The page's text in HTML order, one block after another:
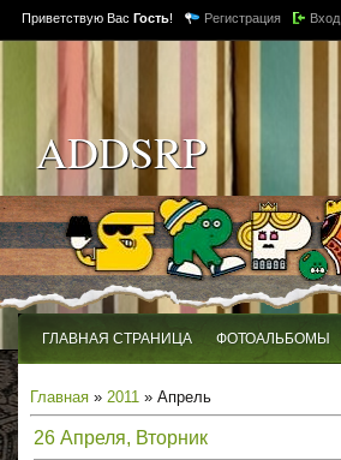
Приветствую Вас Гость! Регистрация Вход
ADDSRP
ГЛАВНАЯ СТРАНИЦА ФОТОАЛЬБОМЫ
Главная » 2011 » Апрель
26 Апреля, Вторник